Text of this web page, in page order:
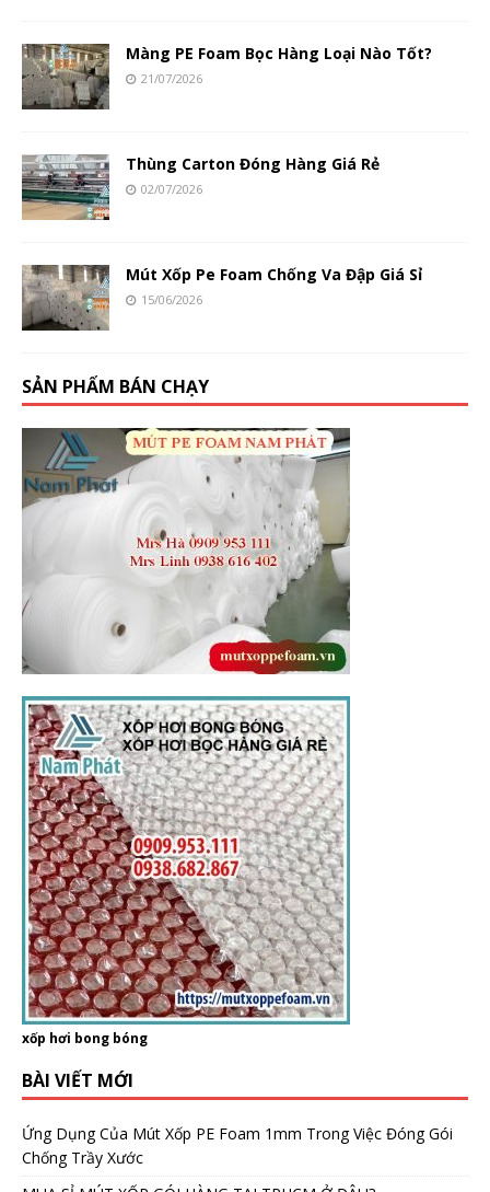
Màng PE Foam Bọc Hàng Loại Nào Tốt?
21/07/2026
Thùng Carton Đóng Hàng Giá Rẻ
02/07/2026
Mút Xốp Pe Foam Chống Va Đập Giá Sỉ
15/06/2026
SẢN PHẨM BÁN CHẠY
xốp hơi bong bóng
BÀI VIẾT MỚI
Ứng Dụng Của Mút Xốp PE Foam 1mm Trong Việc Đóng Gói
Chống Trầy Xước